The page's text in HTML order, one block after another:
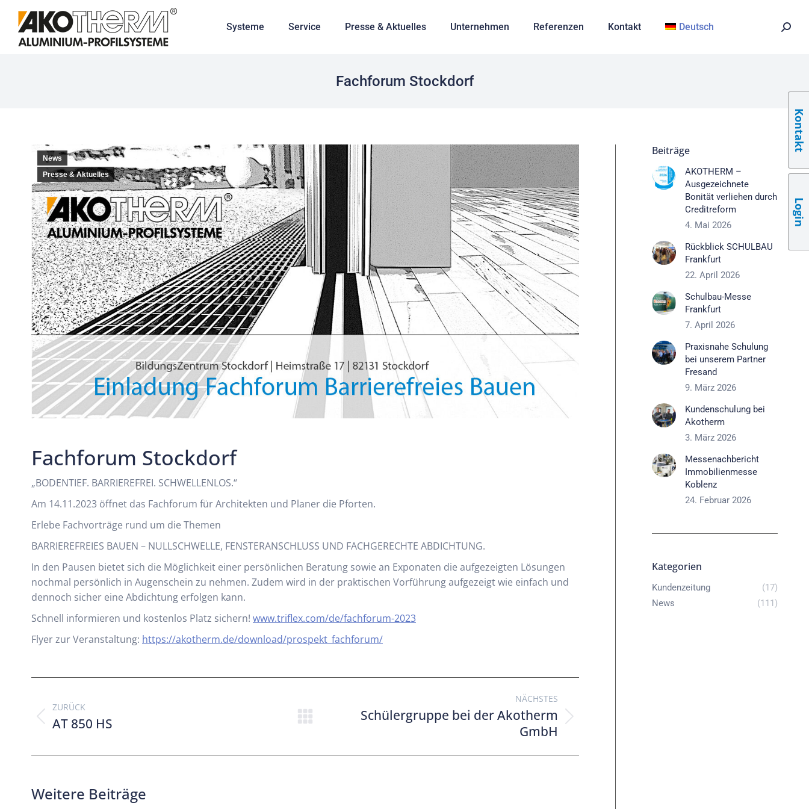
Systeme Service Presse & Aktuelles Unternehmen Referenzen Kontakt Deutsch
Fachforum Stockdorf
News
Presse & Aktuelles
Fachforum Stockdorf
„BODENTIEF. BARRIEREFREI. SCHWELLENLOS.“
Am 14.11.2023 öffnet das Fachforum für Architekten und Planer die Pforten.
Erlebe Fachvorträge rund um die Themen
BARRIEREFREIES BAUEN – NULLSCHWELLE, FENSTERANSCHLUSS UND FACHGERECHTE ABDICHTUNG.
In den Pausen bietet sich die Möglichkeit einer persönlichen Beratung sowie an Exponaten die aufgezeigten Lösungen
nochmal persönlich in Augenschein zu nehmen. Zudem wird in der praktischen Vorführung aufgezeigt wie einfach und
dennoch sicher eine Abdichtung erfolgen kann.
Schnell informieren und kostenlos Platz sichern! www.triflex.com/de/fachforum-2023
Flyer zur Veranstaltung: https://akotherm.de/download/prospekt_fachforum/
ZURÜCK
AT 850 HS
NÄCHSTES
Schülergruppe bei der Akotherm
GmbH
Weitere Beiträge
Beiträge
AKOTHERM –
Ausgezeichnete
Bonität verliehen durch
Creditreform
4. Mai 2026
Rückblick SCHULBAU
Frankfurt
22. April 2026
Schulbau-Messe
Frankfurt
7. April 2026
Praxisnahe Schulung
bei unserem Partner
Fresand
9. März 2026
Kundenschulung bei
Akotherm
3. März 2026
Messenachbericht
Immobilienmesse
Koblenz
24. Februar 2026
Kategorien
Kundenzeitung
(17)
News
(111)
Kontakt
Login